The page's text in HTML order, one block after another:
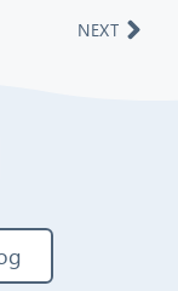
NEXT